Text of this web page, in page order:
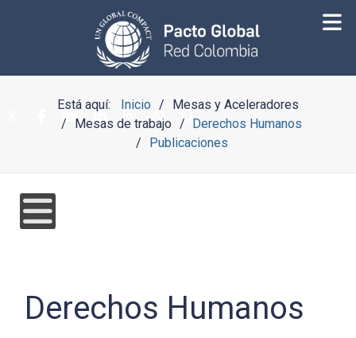
Está aquí: Inicio
Mesas y Aceleradores
Mesas de trabajo
Derechos Humanos
Publicaciones
Derechos Humanos